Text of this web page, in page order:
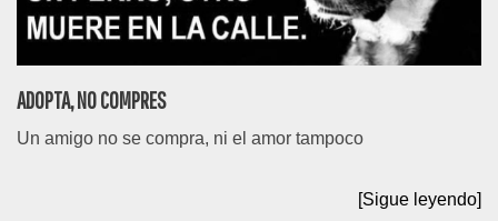
ADOPTA, NO COMPRES
Un amigo no se compra, ni el amor tampoco
[Sigue leyendo]